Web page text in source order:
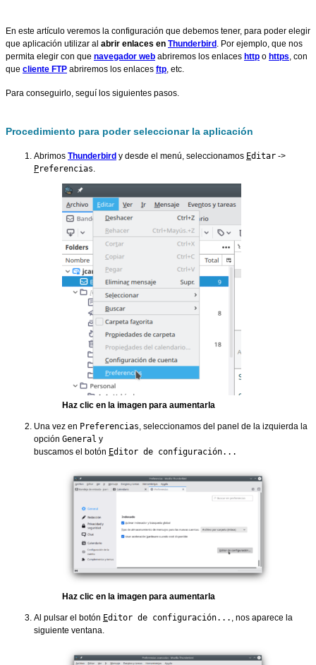
En este artículo veremos la configuración que debemos tener, para poder elegir
que aplicación utilizar al abrir enlaces en Thunderbird. Por ejemplo, que nos
permita elegir con que navegador web abriremos los enlaces http o https, con
que cliente FTP abriremos los enlaces ftp, etc.
Para conseguirlo, seguí los siguientes pasos.
Procedimiento para poder seleccionar la aplicación
Abrimos Thunderbird y desde el menú, seleccionamos Editar ->
Preferencias.
Haz clic en la imagen para aumentarla
Una vez en Preferencias, seleccionamos del panel de la izquierda la
opción General y
buscamos el botón Editor de configuración...
Haz clic en la imagen para aumentarla
Al pulsar el botón Editor de configuración... , nos aparece la
siguiente ventana.